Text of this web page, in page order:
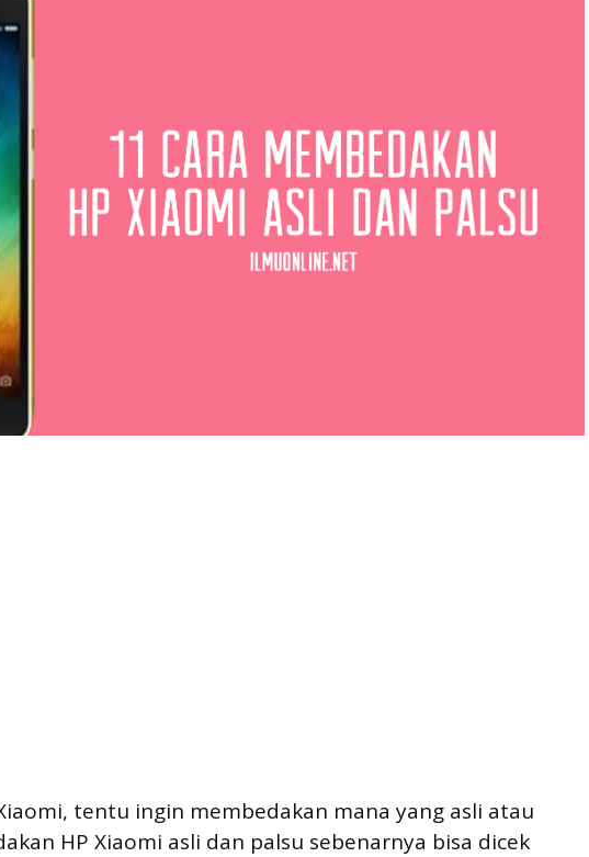
tentu ingin membedakan mana yang asli atau
HP Xiaomi asli dan palsu sebenarnya bisa dicek